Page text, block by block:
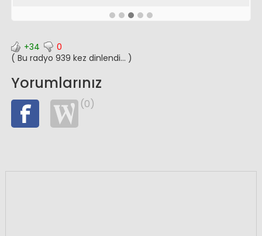
+34
0
( Bu radyo 939 kez dinlendi... )
Yorumlarınız
(0)